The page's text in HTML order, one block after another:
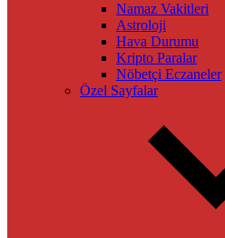
Namaz Vakitleri
Astroloji
Hava Durumu
Kripto Paralar
Nöbetçi Eczaneler
Özel Sayfalar